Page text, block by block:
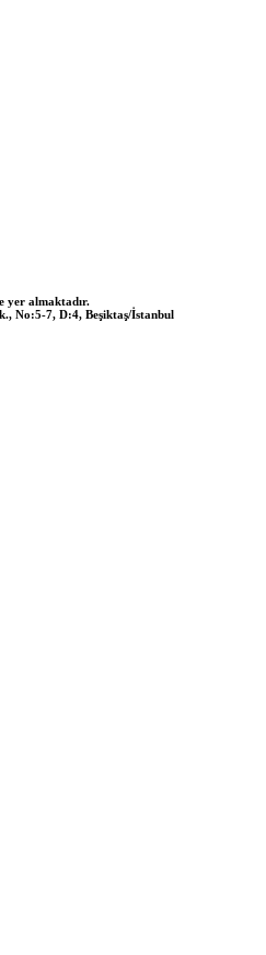
yer almaktadır.
No:5-7, D:4, Beşiktaş/İstanbul